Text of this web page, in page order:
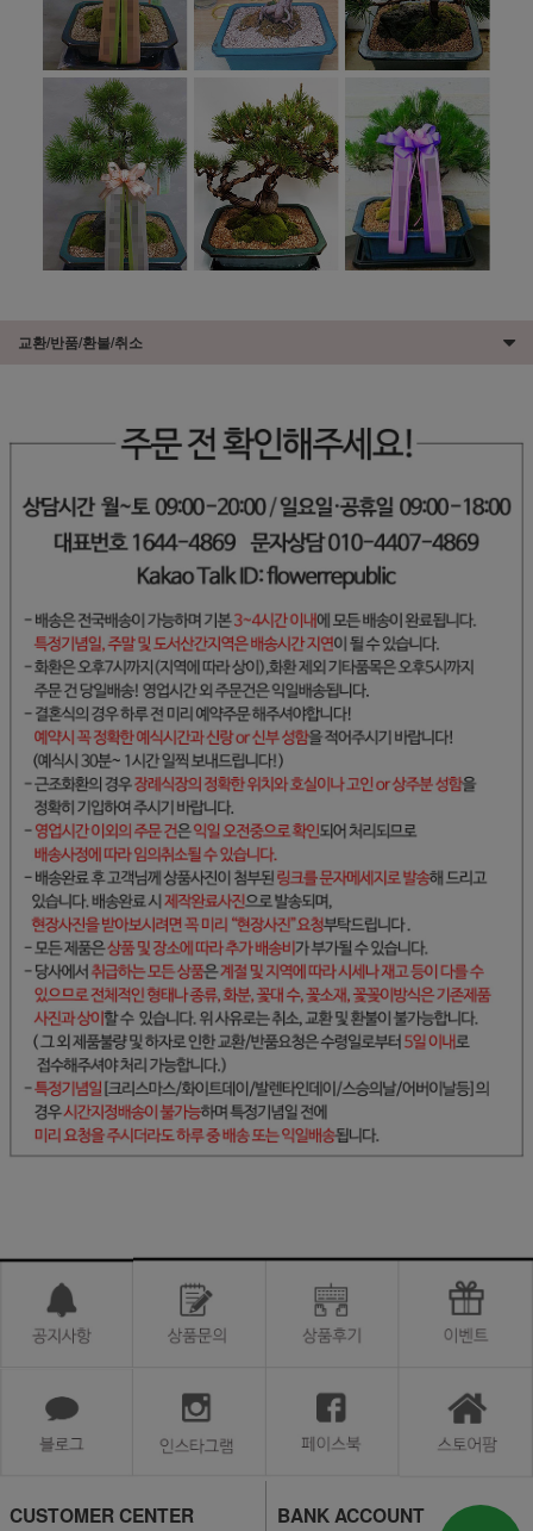
교환/반품/환불/취소
CUSTOMER CENTER BANK ACCOUNT